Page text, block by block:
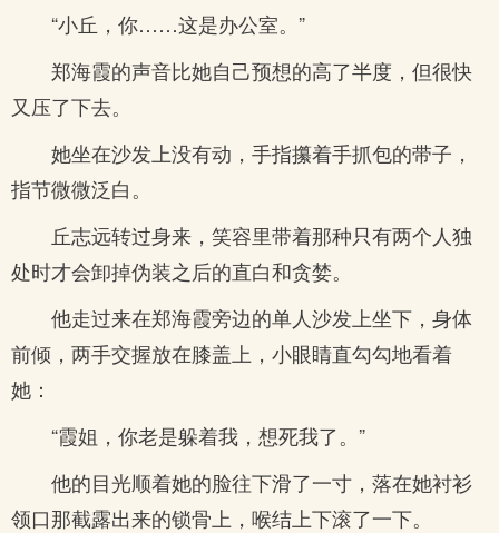
“小丘，你……这是办公室。”
郑海霞的声音比她自己预想的高了半度，但很快
又压了下去。
她坐在沙发上没有动，手指攥着手抓包的带子，
指节微微泛白。
丘志远转过身来，笑容里带着那种只有两个人独
处时才会卸掉伪装之后的直白和贪婪。
他走过来在郑海霞旁边的单人沙发上坐下，身体
前倾，两手交握放在膝盖上，小眼睛直勾勾地看着
她：
“霞姐，你老是躲着我，想死我了。”
他的目光顺着她的脸往下滑了一寸，落在她衬衫
领口那截露出来的锁骨上，喉结上下滚了一下。